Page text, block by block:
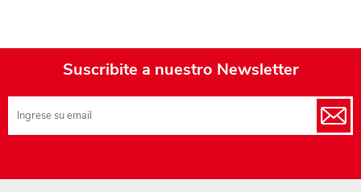
Suscribite a nuestro Newsletter